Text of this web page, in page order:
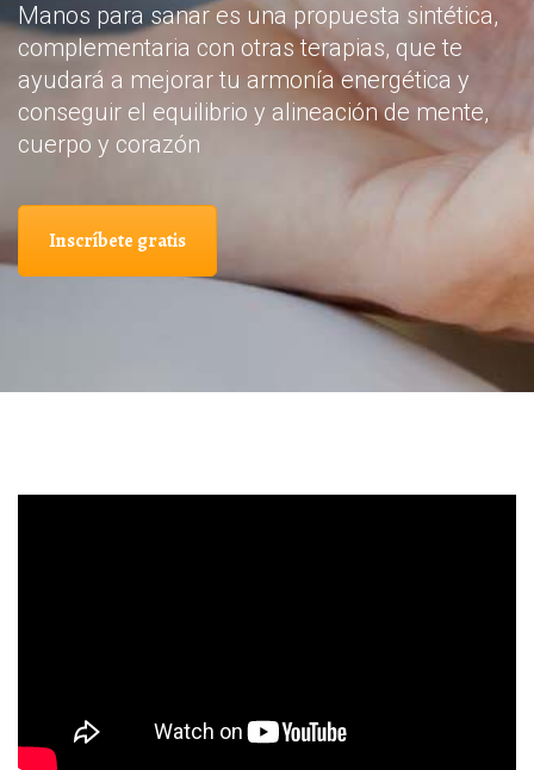
Manos para sanar es una propuesta sintética,
complementaria con otras terapias, que te
ayudará a mejorar tu armonía energética y
conseguir el equilibrio y alineación de mente,
cuerpo y corazón
Inscríbete gratis